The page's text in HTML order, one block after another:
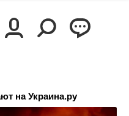
на Украина.ру